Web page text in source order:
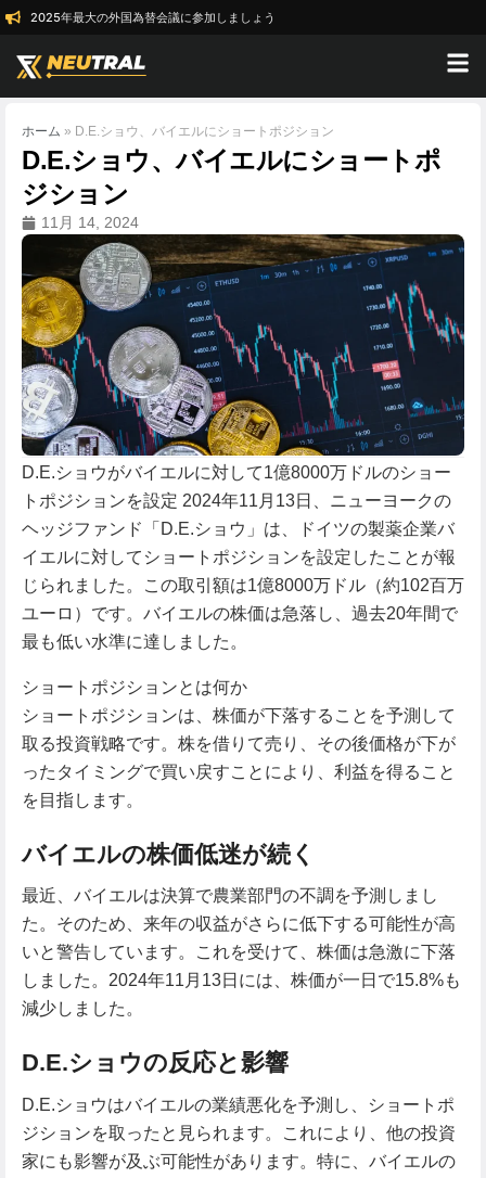
2025年最大の外国為替会議に参加しましょう
ホーム » D.E.ショウ、バイエルにショートポジション
D.E.ショウ、バイエルにショートポ
ジション
11月 14, 2024
D.E.ショウがバイエルに対して1億8000万ドルのショー
トポジションを設定 2024年11月13日、ニューヨークの
ヘッジファンド「D.E.ショウ」は、ドイツの製薬企業バ
イエルに対してショートポジションを設定したことが報
じられました。この取引額は1億8000万ドル（約102百万
ユーロ）です。バイエルの株価は急落し、過去20年間で
最も低い水準に達しました。
ショートポジションとは何か
ショートポジションは、株価が下落することを予測して
取る投資戦略です。株を借りて売り、その後価格が下が
ったタイミングで買い戻すことにより、利益を得ること
を目指します。
バイエルの株価低迷が続く
最近、バイエルは決算で農業部門の不調を予測しまし
た。そのため、来年の収益がさらに低下する可能性が高
いと警告しています。これを受けて、株価は急激に下落
しました。2024年11月13日には、株価が一日で15.8%も
減少しました。
D.E.ショウの反応と影響
D.E.ショウはバイエルの業績悪化を予測し、ショートポ
ジションを取ったと見られます。これにより、他の投資
家にも影響が及ぶ可能性があります。特に、バイエルの